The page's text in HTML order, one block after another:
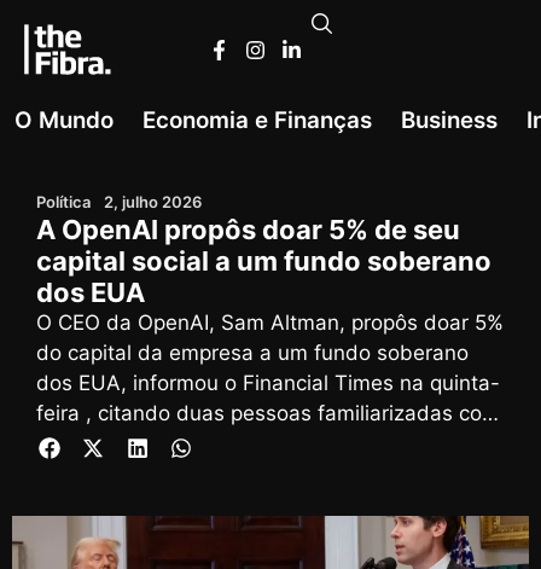
O Mundo Economia e Finanças Business
Política 2, julho 2026
A OpenAI propôs doar 5% de seu
capital social a um fundo soberano
dos EUA
O CEO da OpenAI, Sam Altman, propôs doar 5%
do capital da empresa a um fundo soberano
dos EUA, informou o Financial Times na quinta-
feira , citando duas pessoas familiarizadas com
o assunto.